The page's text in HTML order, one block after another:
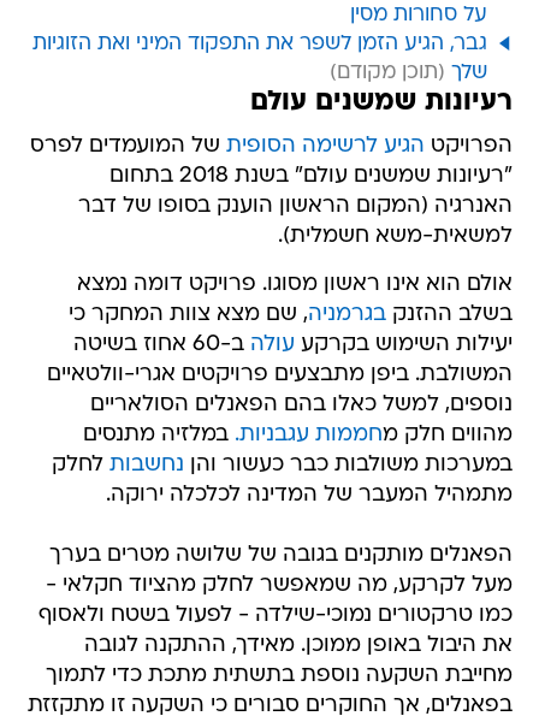
על סחורות מסין
גבר, הגיע הזמן לשפר את התפקוד המיני ואת הזוגיות
שלך
רעיונות שמשנים עולם
הפרויקט הגיע לרשימה הסופית של המועמדים לפרס
"רעיונות שמשנים עולם" בשנת 2018 בתחום
האנרגיה (המקום הראשון הוענק בסופו של דבר
למשאית-משא חשמלית).
אולם הוא אינו ראשון מסוגו. פרויקט דומה נמצא
בשלב ההזנקבגרמניה, שם מצא צוות המחקר כי
יעילות השימוש בקרקע עולה
ב-60 אחוז בשיטה
המשולבת. ביפן מתבצעים פרויקטים אגרי-וולטאיים
נוספים, למשל כאלו בהם הפאנלים הסולאריים
מהווים חלק מחממות עגבניות. במלזיה מתנסים
במערכות משולבות כבר כעשור והן נחשבות לחלק
מתמהיל המעבר של המדינה לכלכלה ירוקה.
הפאנלים מותקנים בגובה של שלושה מטרים בערך
מעל לקרקע, מה שמאפשר לחלק מהציוד חקלאי -
כמו טרקטורים נמוכי-שילדה - לפעול בשטח ולאסוף
את היבול באופן ממוכן. מאידך, ההתקנה לגובה
מחייבת השקעה נוספת בתשתית מתכת כדי לתמוך
בפאנלים, אך החוקרים סבורים כי השקעה זו מתקזזת